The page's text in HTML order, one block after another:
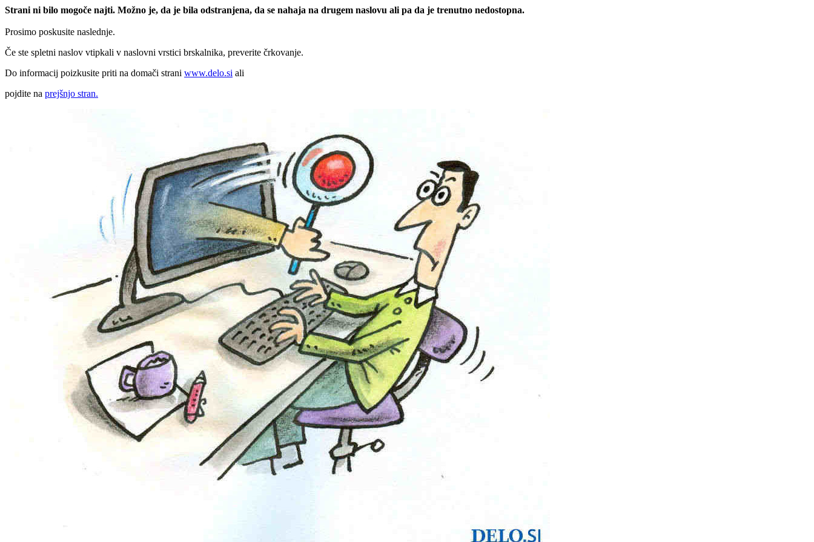
Strani ni bilo mogoče najti. Možno je, da je bila odstranjena, da se nahaja na drugem naslovu ali pa da je trenutno nedostopna.
Prosimo poskusite naslednje.
Če ste spletni naslov vtipkali v naslovni vrstici brskalnika, preverite črkovanje.
Do informacij poizkusite priti na domači strani www.delo.si ali
pojdite na prejšnjo stran.